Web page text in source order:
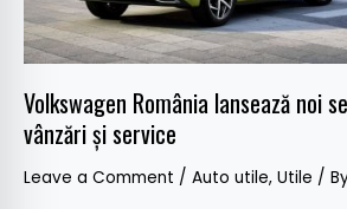
Volkswagen România lansează noi
vânzări și service
Leave a Comment / Auto utile, Utile /
service